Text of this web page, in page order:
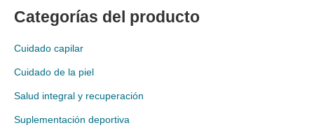
Categorías del producto
Cuidado capilar
Cuidado de la piel
Salud integral y recuperación
Suplementación deportiva